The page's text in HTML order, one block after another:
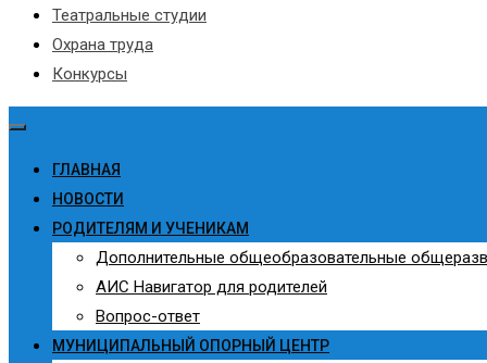
Театральные студии
Охрана труда
Конкурсы
ГЛАВНАЯ
НОВОСТИ
РОДИТЕЛЯМ И УЧЕНИКАМ
Дополнительные общеобразовательные
АИС Навигатор для родителей
Вопрос-ответ
МУНИЦИПАЛЬНЫЙ ОПОРНЫЙ ЦЕНТР